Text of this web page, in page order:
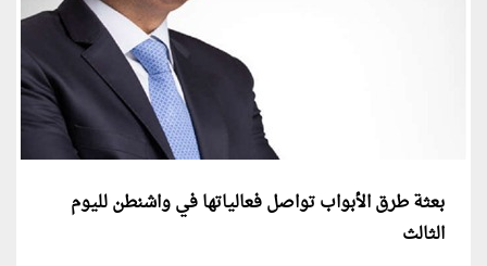
بعثة طرق الأبواب تواصل فعالياتها في واشنطن لليوم
الثالث